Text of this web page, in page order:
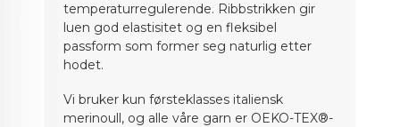
temperaturregulerende. Ribbstrikken gir
luen god elastisitet og en fleksibel
passform som former seg naturlig etter
hodet.
Vi bruker kun førsteklasses italiensk
merinoull, og alle våre garn er OEKO-TEX®-